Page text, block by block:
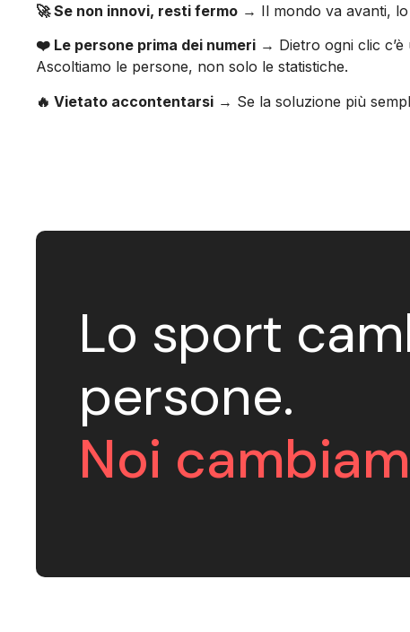
🚀 Se non innovi, resti fermo → Il mondo va avanti,
❤️ Le persone prima dei numeri → Dietro ogni clic
Ascoltiamo le persone, non solo le statistiche.
🔥 Vietato accontentarsi → Se la soluzione più
Lo sport
persone.
Noi